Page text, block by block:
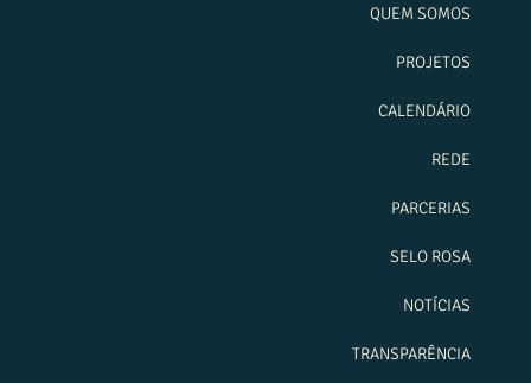
QUEM SOMOS
PROJETOS
CALENDÁRIO
REDE
PARCERIAS
SELO ROSA
NOTÍCIAS
TRANSPARÊNCIA